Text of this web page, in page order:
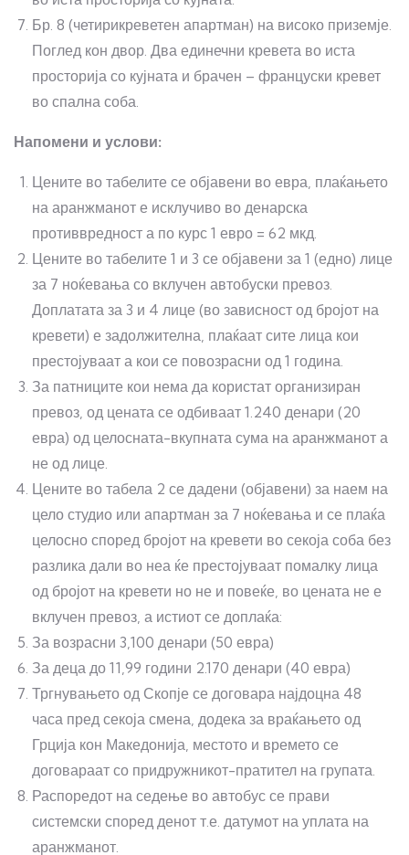
Бр. 8 (четирикреветен апартман) на високо приземје.
Поглед кон двор. Два единечни кревета во иста
просторија со кујната и брачен – француски кревет
во спална соба.
Напомени и услови:
Цените во табелите се објавени во евра, плаќањето
на аранжманот е исклучиво во денарска
противвредност а по курс 1 евро = 62 мкд.
Цените во табелите 1 и 3 се објавени за 1 (едно) лице
за 7 ноќевања со вклучен автобуски превоз.
Доплатата за 3 и 4 лице (во зависност од бројот на
кревети) е задолжителна, плаќаат сите лица кои
престојуваат а кои се повозрасни од 1 година.
За патниците кои нема да користат организиран
превоз, од цената се одбиваат 1.240 денари (20
евра) од целосната-вкупната сума на аранжманот а
не од лице.
Цените во табела 2 се дадени (објавени) за наем на
цело студио или апартман за 7 ноќевања и се плаќа
целосно според бројот на кревети во секоја соба без
разлика дали во неа ќе престојуваат помалку лица
од бројот на кревети но не и повеќе, во цената не е
вклучен превоз, а истиот се доплаќа:
За возрасни 3,100 денари (50 евра)
За деца до 11,99 години 2.170 денари (40 евра)
Тргнувањето од Скопје се договара најдоцна 48
часа пред секоја смена, додека за враќањето од
Грција кон Македонија, местото и времето се
договараат со придружникот-пратител на групата.
Распоредот на седење во автобус се прави
системски според денот т.е. датумот на уплата на
аранжманот.